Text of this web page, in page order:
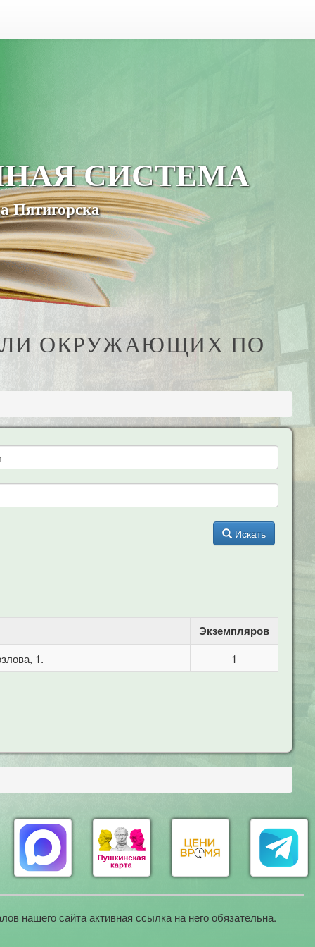
СИСТЕМА
Пятигорска
ОКРУЖАЮЩИХ ПО
Искать
Экземпляров
1. 1
нашего сайта активная ссылка на него обязательна.